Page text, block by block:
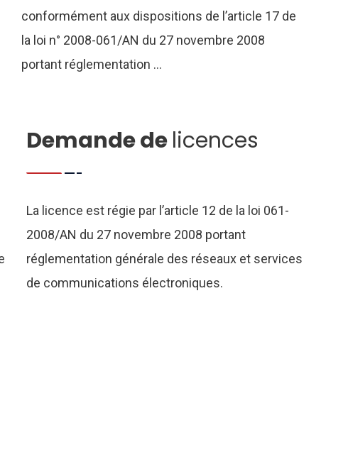
conformément aux dispositions de l’article 17 de
la loi n° 2008-061/AN du 27 novembre 2008
portant réglementation ...
Demande delicences
La licence est régie par l’article 12 de la loi 061-
2008/AN du 27 novembre 2008 portant
réglementation générale des réseaux et services
de communications électroniques.